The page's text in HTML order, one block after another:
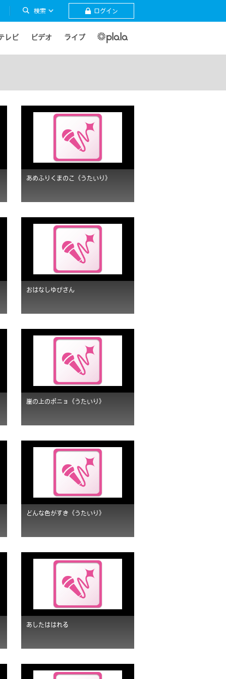
検索 ログイン
レビ ビデオ ライブ
あめふりくまのこ《うたいり》
おはなしゆびさん
崖の上のポニョ《うたいり》
どんな色がすき《うたいり》
あしたははれる